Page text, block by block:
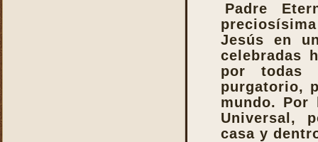
Padre
Jesús en
celebradas
por todas
purgatorio,
mundo. Por
Universal,
casa y